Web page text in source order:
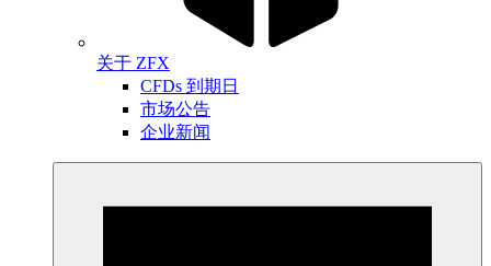
关于 ZFX
CFDs 到期日
市场公告
企业新闻